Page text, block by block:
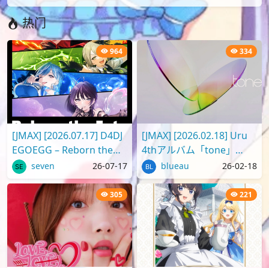
热门
964
[JMAX] [2026.07.17] D4DJ
EGOEGG – Reborn the
Fate [FLAC]
seven 26-07-17
334
[JMAX] [2026.02.18] Uru
4thアルバム「tone」
[FLAC 96kHz/24bit]
blueau 26-02-18
305 221